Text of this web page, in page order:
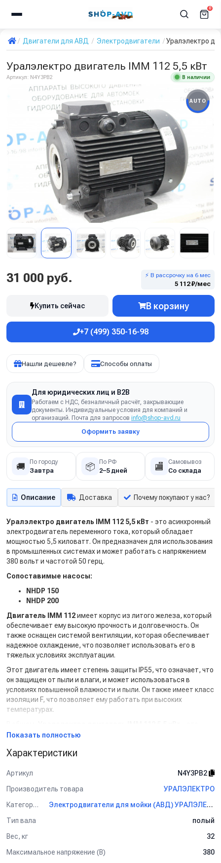
0
Двигатели для АВД Электродвигатели Уралэлектро
Уралэлектро двигатель IMM 112 5,5 кВт
Артикул: N4Y3PB2 В наличии
AUTO
31 000 руб. ⚡ В рассрочку на 6 мес
5 112 ₽/мес
Купить сейчас В корзину
+7 (499) 350-16-98
Нашли дешевле? Способы оплаты
Для юридических лиц и B2B
Работаем с НДС, безналичный расчёт, закрывающие
документы. Индивидуальные условия для компаний и
организаций. Почта для запросов info@shop-avd.ru
Оформить заявку
🚚 По городу
Завтра 📦 По РФ
2–5 дней 🏬 Самовывоз
Со склада
Описание Доставка Почему покупают у нас?
Уралэлектро двигатель IMM 112 5,5 кВт - это асинхронный
электродвигатель переменного тока, который обладает
мощностью 5,5 киловатт. Он предназначен для использования
в промышленных системах и может работать с напряжением
380 вольт и частотой 50 герц.
Сопоставимые насосы:
NHDP 150
NHDP 200
Двигатель IMM 112имеет корпус из литого железа, который
обеспечивает ему высокую прочность и долговечность. Он
также оснащен системой вентиляции, которая обеспечивает
надежное охлаждение, что позволяет использовать его в
тяжелых условиях эксплуатации.
Этот двигатель имеет степень защиты IP55, что означает, что
он защищен от пыли и влаги, и может использоваться в
условиях повышенной влажности и пыли. Он также имеет класс
изоляции F, что позволяет ему работать при высоких
температурах.
надежное и мощное устройство, которое может
требующих высокой мощности и надежности.
Данный товар доступен для сборки «под ключ».
Показать полностью
Характеристики
Артикул
N4Y3PB2
Производитель товара
УРАЛЭЛЕКТРО
Категория
Электродвигатели для мойки (АВД) УРАЛЭЛЕКТРО
Тип вала
полый
Вес, кг
32
Максимальное напряжение (В)
380